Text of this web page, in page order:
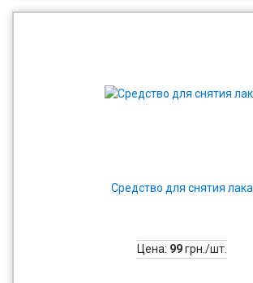
Средство для снятия лака
Цена: 99грн./шт.